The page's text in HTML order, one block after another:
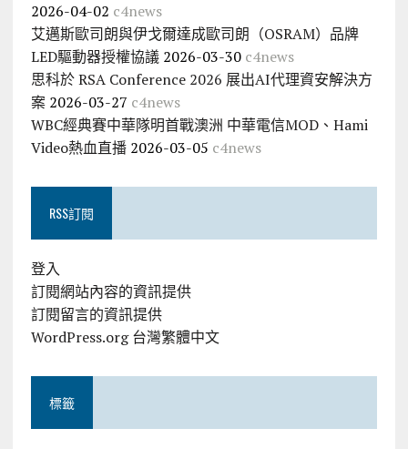
2026-04-02 c4news
艾邁斯歐司朗與伊戈爾達成歐司朗（OSRAM）品牌
LED驅動器授權協議 2026-03-30 c4news
思科於 RSA Conference 2026 展出AI代理資安解決方
案 2026-03-27 c4news
WBC經典賽中華隊明首戰澳洲 中華電信MOD、Hami
Video熱血直播 2026-03-05 c4news
RSS訂閱
登入
訂閱網站內容的資訊提供
訂閱留言的資訊提供
WordPress.org 台灣繁體中文
標籤